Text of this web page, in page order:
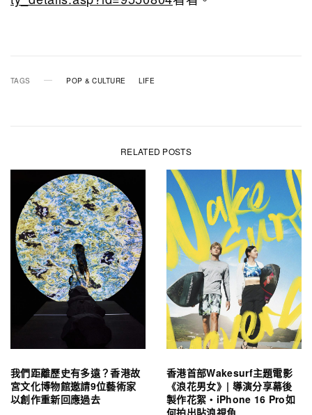
TAGS POP & CULTURE LIFE
RELATED POSTS
我們距離歷史有多遠？香港故
宮文化博物館邀請9位藝術家
以創作重新回應過去
香港首部Wakesurf主題電影
《浪花男女》| 導演分享幕後
製作花絮・iPhone 16 Pro如